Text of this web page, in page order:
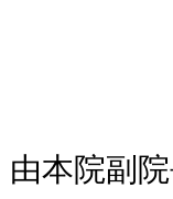
本院副